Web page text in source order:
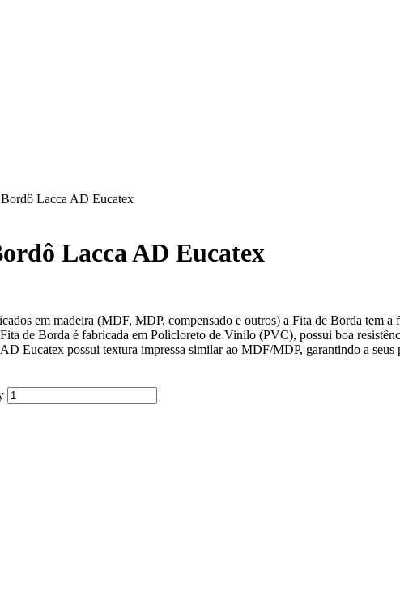
Lacca AD Eucatex
Lacca AD Eucatex
em madeira (MDF, MDP, compensado e outros) a Fita de Borda tem
de Borda é fabricada em Policloreto de Vinilo (PVC), possui boa
Eucatex possui textura impressa similar ao MDF/MDP, garantindo a seus